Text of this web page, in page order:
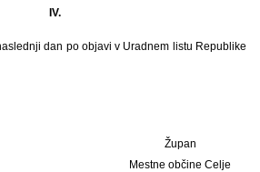
IV.
dan po objavi v Uradnem listu Republike
Župan
Mestne občine Celje